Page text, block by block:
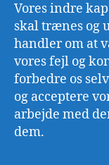
Vores indre
skal trænes og
handler om at
vores fejl og
forbedre os
og acceptere
arbejde med
dem.